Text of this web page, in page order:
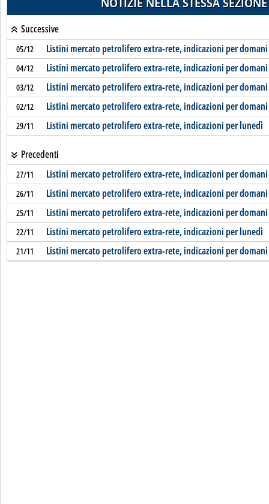
Successive
05/12 Listini mercato petrolifero extra-rete, indicazioni per domani
04/12 Listini mercato petrolifero extra-rete, indicazioni per domani
03/12 Listini mercato petrolifero extra-rete, indicazioni per domani
02/12 Listini mercato petrolifero extra-rete, indicazioni per domani
29/11 Listini mercato petrolifero extra-rete, indicazioni per lunedì
Precedenti
27/11 Listini mercato petrolifero extra-rete, indicazioni per domani
26/11 Listini mercato petrolifero extra-rete, indicazioni per domani
25/11 Listini mercato petrolifero extra-rete, indicazioni per domani
22/11 Listini mercato petrolifero extra-rete, indicazioni per lunedì
21/11 Listini mercato petrolifero extra-rete, indicazioni per domani